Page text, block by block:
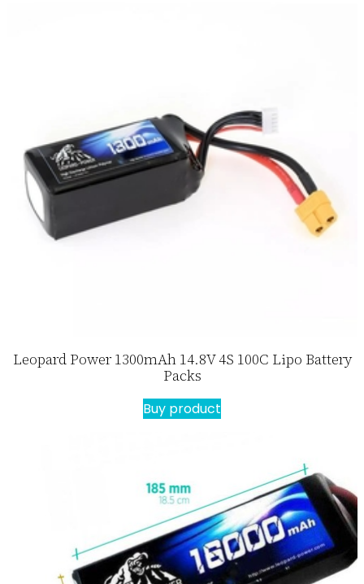
Leopard Power 1300mAh 14.8V 4S 100C Lipo Battery
Packs
Buy product